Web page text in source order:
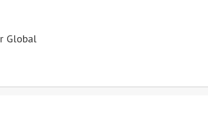
Global